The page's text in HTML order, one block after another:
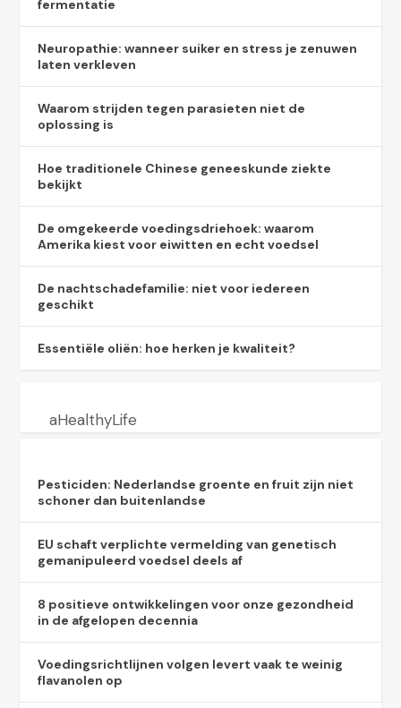
fermentatie
Neuropathie: wanneer suiker en stress je zenuwen
laten verkleven
Waarom strijden tegen parasieten niet de
oplossing is
Hoe traditionele Chinese geneeskunde ziekte
bekijkt
De omgekeerde voedingsdriehoek: waarom
Amerika kiest voor eiwitten en echt voedsel
De nachtschadefamilie: niet voor iedereen
geschikt
Essentiële oliën: hoe herken je kwaliteit?
aHealthyLife
Pesticiden: Nederlandse groente en fruit zijn niet
schoner dan buitenlandse
EU schaft verplichte vermelding van genetisch
gemanipuleerd voedsel deels af
8 positieve ontwikkelingen voor onze gezondheid
in de afgelopen decennia
Voedingsrichtlijnen volgen levert vaak te weinig
flavanolen op